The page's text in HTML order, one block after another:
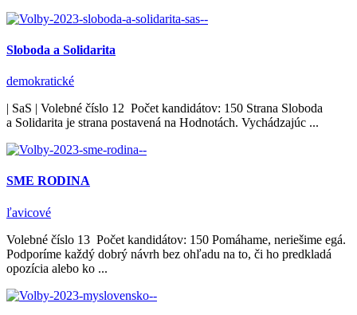
Sloboda a Solidarita
demokratické
| SaS | Volebné číslo 12 Počet kandidátov: 150 Strana Sloboda
a Solidarita je strana postavená na Hodnotách. Vychádzajúc ...
SME RODINA
ľavicové
Volebné číslo 13 Počet kandidátov: 150 Pomáhame, neriešime egá.
Podporíme každý dobrý návrh bez ohľadu na to, či ho predkladá
opozícia alebo ko ...